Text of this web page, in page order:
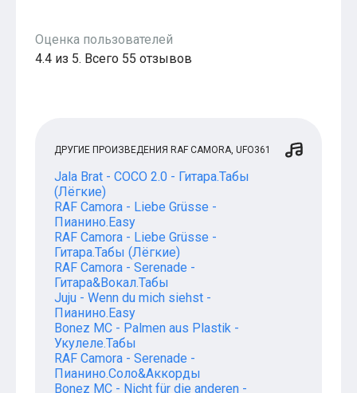
Оценка пользователей
4.4 из 5. Всего 55 отзывов
ДРУГИЕ ПРОИЗВЕДЕНИЯ RAF CAMORA, UFO361
Jala Brat - COCO 2.0 - Гитара.Табы
(Лёгкие)
RAF Camora - Liebe Grüsse -
Пианино.Easy
RAF Camora - Liebe Grüsse -
Гитара.Табы (Лёгкие)
RAF Camora - Serenade -
Гитара&Вокал.Табы
Juju - Wenn du mich siehst -
Пианино.Easy
Bonez MC - Palmen aus Plastik -
Укулеле.Табы
RAF Camora - Serenade -
Пианино.Соло&Аккорды
Bonez MC - Nicht für die anderen -